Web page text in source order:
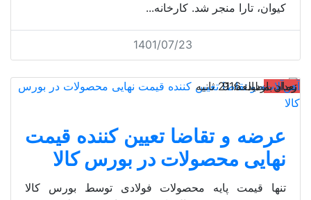
کیوان، تارا منجر شد. کارخانه...
1401/07/23
آهن‌آلات
زمان مطالعه: 21 ثانیه
تعداد بازدید: 916
عرضه و تقاضا تعیین کننده قیمت
نهایی محصولات در بورس کالا
تنها قیمت پایه محصولات فولادی توسط بورس کالا